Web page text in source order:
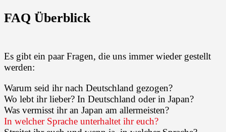
FAQ Überblick
Es gibt ein paar Fragen, die uns immer wieder gestellt
werden:
Warum seid ihr nach Deutschland gezogen?
Wo lebt ihr lieber? In Deutschland oder in Japan?
Was vermisst ihr an Japan am allermeisten?
In welcher Sprache unterhaltet ihr euch?